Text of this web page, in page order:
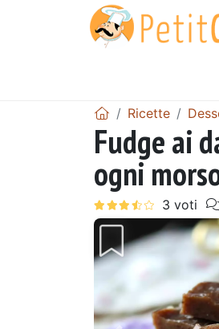
Ricette
Fudge ai
ogni